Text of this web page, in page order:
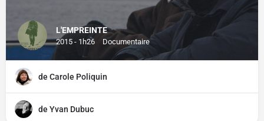
L'EMPREINTE
2015 - 1h26 Documentaire
de Carole Poliquin
de Yvan Dubuc